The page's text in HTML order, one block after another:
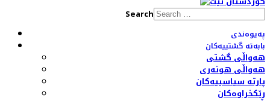
Search
پەیوەندی
بابەتە گشتییەکان
هەواڵی گشتی
هەواڵی هونەری
پارتە سیاسییەکان
ڕێکخراوەکان